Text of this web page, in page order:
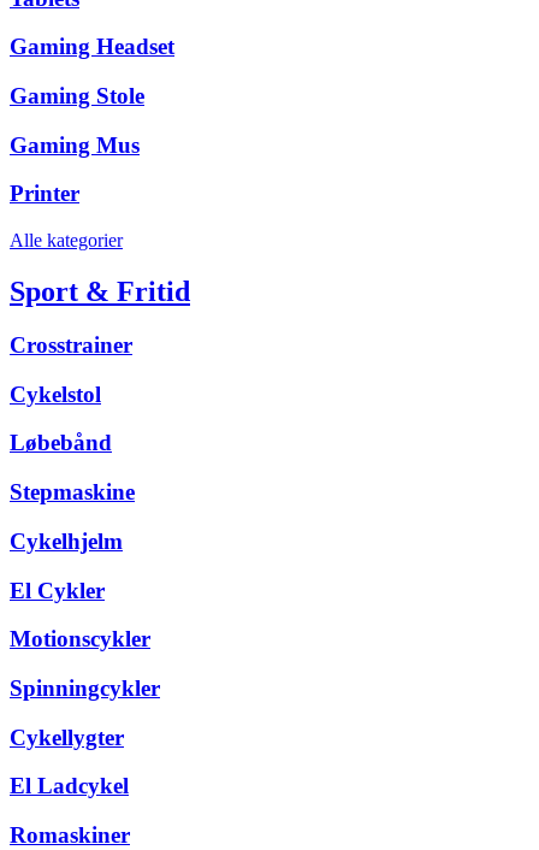
Gaming Headset
Gaming Stole
Gaming Mus
Printer
Alle kategorier
Sport & Fritid
Crosstrainer
Cykelstol
Løbebånd
Stepmaskine
Cykelhjelm
El Cykler
Motionscykler
Spinningcykler
Cykellygter
El Ladcykel
Romaskiner